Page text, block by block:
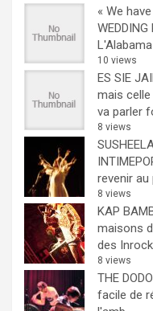
« We
WEDDING
10 views
ES SIE
mais
va parler
8 views
revenir au
8 views
KAP
maisons
des
8 views
THE
facile de